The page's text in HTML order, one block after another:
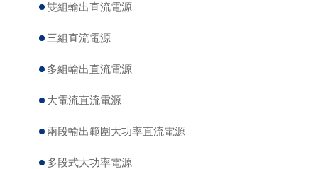
雙組輸出直流電源
三組直流電源
多組輸出直流電源
大電流直流電源
兩段輸出範圍大功率直流電源
多段式大功率電源